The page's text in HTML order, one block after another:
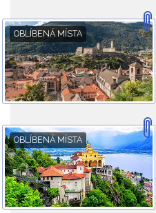
OBLÍBENÁ MÍSTA
OBLÍBENÁ MÍSTA